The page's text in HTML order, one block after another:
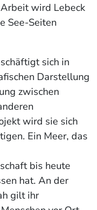
wird Lebeck
See-Seiten
sich in
Darstellung
zwischen
wird sie sich
Ein Meer, das
bis heute
hat. An der
gilt ihr